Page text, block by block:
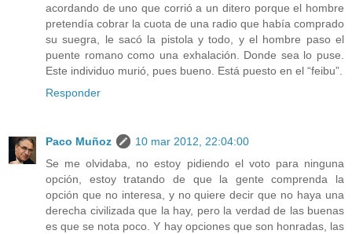
acordando de uno que corrió a un ditero porque el hombre
pretendía cobrar la cuota de una radio que había comprado
su suegra, le sacó la pistola y todo, y el hombre paso el
puente romano como una exhalación. Donde sea lo puse.
Este individuo murió, pues bueno. Está puesto en el “feibu”.
Responder
Paco Muñoz
10 mar 2012, 22:04:00
Se me olvidaba, no estoy pidiendo el voto para ninguna
opción, estoy tratando de que la gente comprenda la
opción que no interesa, y no quiere decir que no haya una
derecha civilizada que la hay, pero la verdad de las buenas
es que se nota poco. Y hay opciones que son honradas, las